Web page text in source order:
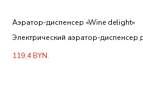
Аэратор-диспенсер «Wine delight»
Электрический аэратор-диспенсер
119,4BYN.